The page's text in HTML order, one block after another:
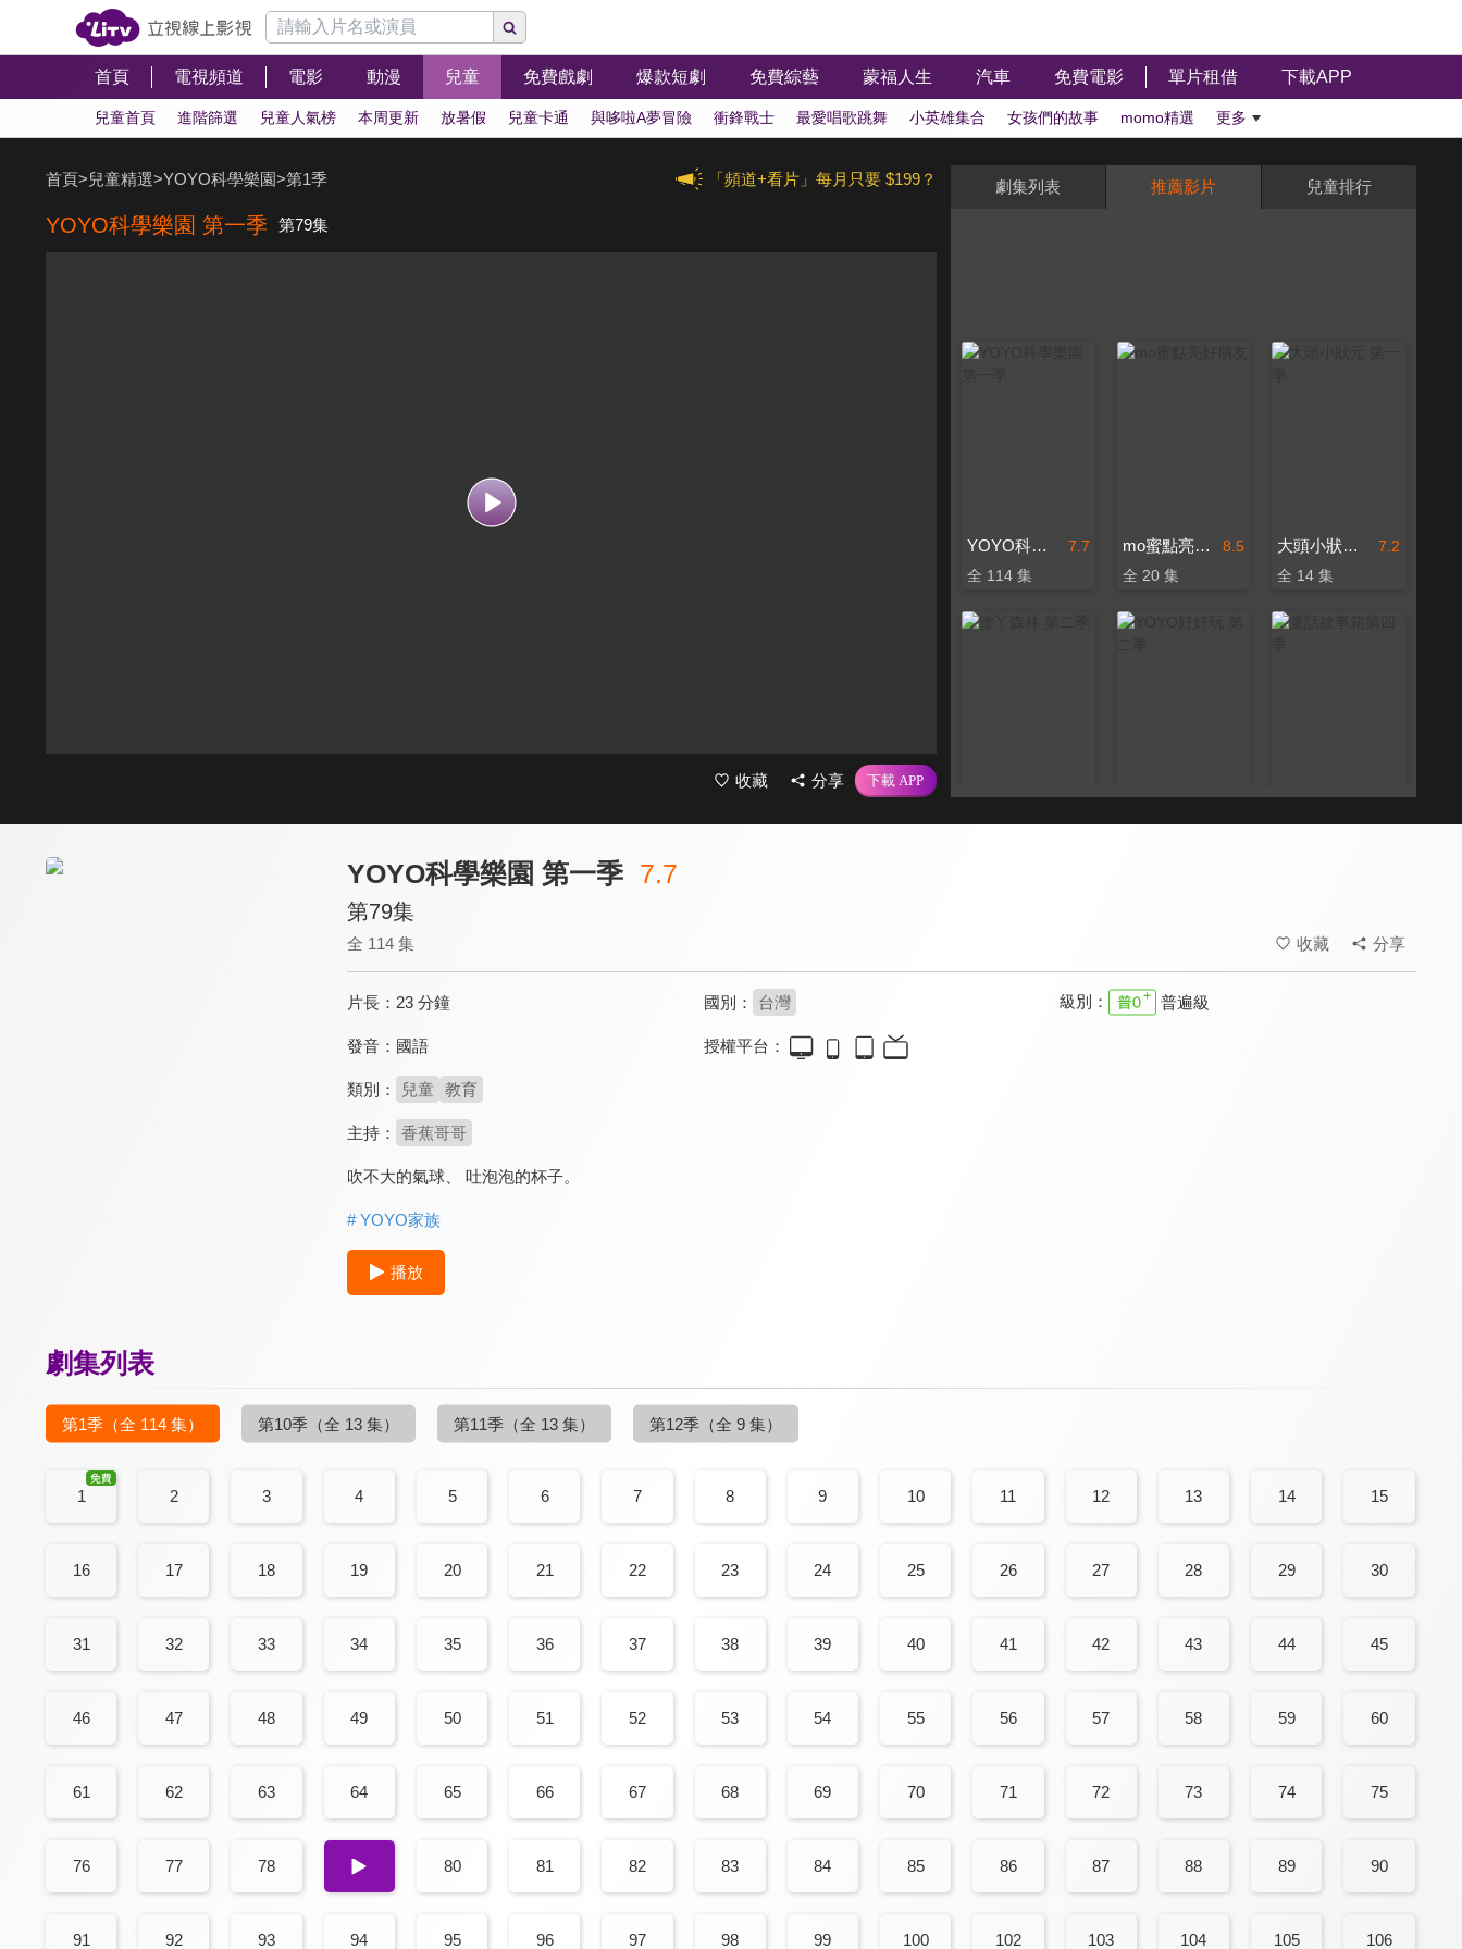
首頁 電視頻道 電影 動漫 兒童 免費戲劇 爆款短劇 免費綜藝 蒙福人生 汽車 免費電影 單片租借 下載APP
兒童首頁 進階篩選 兒童人氣榜 本周更新 放暑假 兒童卡通 與哆啦A夢冒險 衝鋒戰士 最愛唱歌跳舞 小英雄集合 女孩們的故事 momo精選 更多
「頻道+看片」每月只要 $199？
首頁>兒童精選>YOYO科學樂園>第1季
YOYO科學樂園 第一季 第79集
收藏 分享
劇集列表 推薦影片 兒童排行
7.7
YOYO科學樂園 第一季
全 114 集
8.5
mo蜜點亮好朋友
全 20 集
7.2
大頭小狀元 第一季
全 14 集
全 13 集
YOYO科學樂園 第一季 7.7
第79集
全 114 集 收藏 分享
片長： 23 分鐘 國別： 台灣 級別： 普遍級
發音： 國語 授權平台：
類別： 兒童 教育
主持： 香蕉哥哥
吹不大的氣球、 吐泡泡的杯子。
# YOYO家族
播放
劇集列表
第1季 （全 114 集） 第10季 （全 13 集） 第11季 （全 13 集） 第12季 （全 9 集）
1 2 3 4 5 6 7 8 9 10 11 12 13 14 15
16 17 18 19 20 21 22 23 24 25 26 27 28 29 30
31 32 33 34 35 36 37 38 39 40 41 42 43 44 45
46 47 48 49 50 51 52 53 54 55 56 57 58 59 60
61 62 63 64 65 66 67 68 69 70 71 72 73 74 75
76 77 78 79 80 81 82 83 84 85 86 87 88 89 90
91 92 93 94 95 96 97 98 99 100 102 103 104 105 106